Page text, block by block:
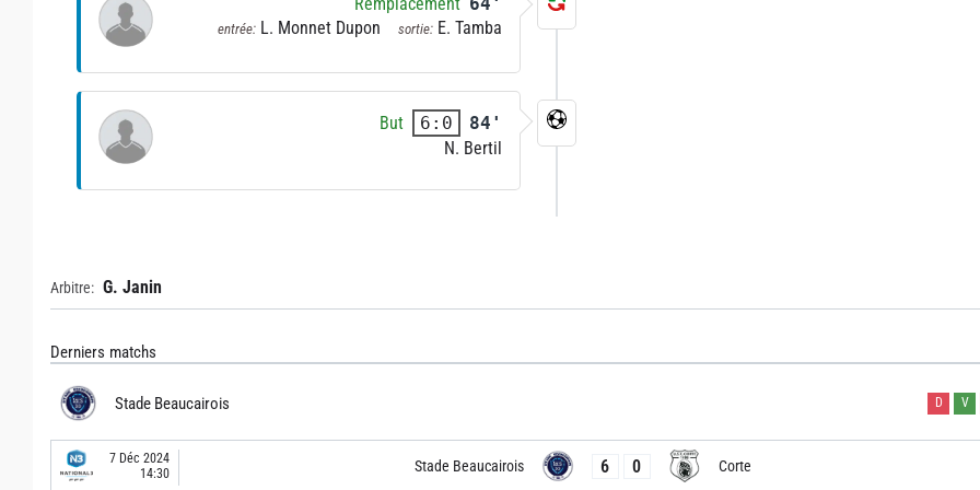
entrée: L. Monnet Dupon sortie: E. Tamba
But 6:0
84'
N. Bertil
Arbitre: G. Janin
Derniers matchs
Stade Beaucairois D V
7 Déc 2024
14:30
Stade Beaucairois 6 0 Corte